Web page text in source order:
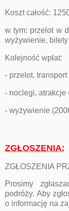
Koszt całość:
w tym: przelot w
wyżywienie,
Kolejność wpłat:
- przelot, transport
- noclegi, atrakcje
- wyżywienie
ZGŁOSZENIA:
ZGŁOSZENIA
Prosimy
podróży. Aby
o informację na